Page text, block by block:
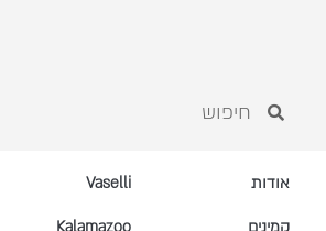
אודות Vaselli